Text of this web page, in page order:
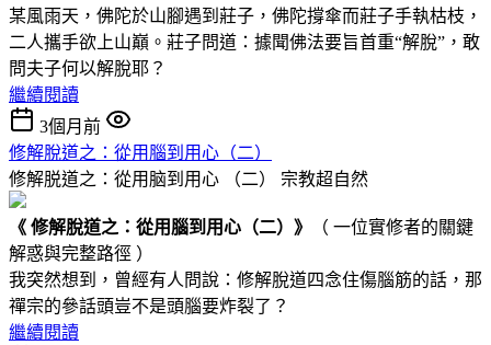
某風雨天，佛陀於山腳遇到莊子，佛陀撐傘而莊子手執枯枝，
二人攜手欲上山巔。莊子問道：據聞佛法要旨首重“解脫”，敢
問夫子何以解脫耶？
繼續閱讀
3個月前
修解脫道之：從用腦到用心 （二）
修解脱道之：從用脑到用心 （二） 宗教超自然
《 修解脫道之： 從用腦到用心 （二） 》
（ 一位實修者的關鍵
解惑與完整路徑 ）
我突然想到，曾經有人問說：修解脫道四念住傷腦筋的話，那
禪宗的參話頭豈不是頭腦要炸裂了？
繼續閱讀